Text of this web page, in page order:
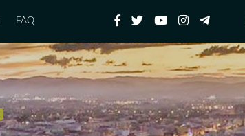
FAQ